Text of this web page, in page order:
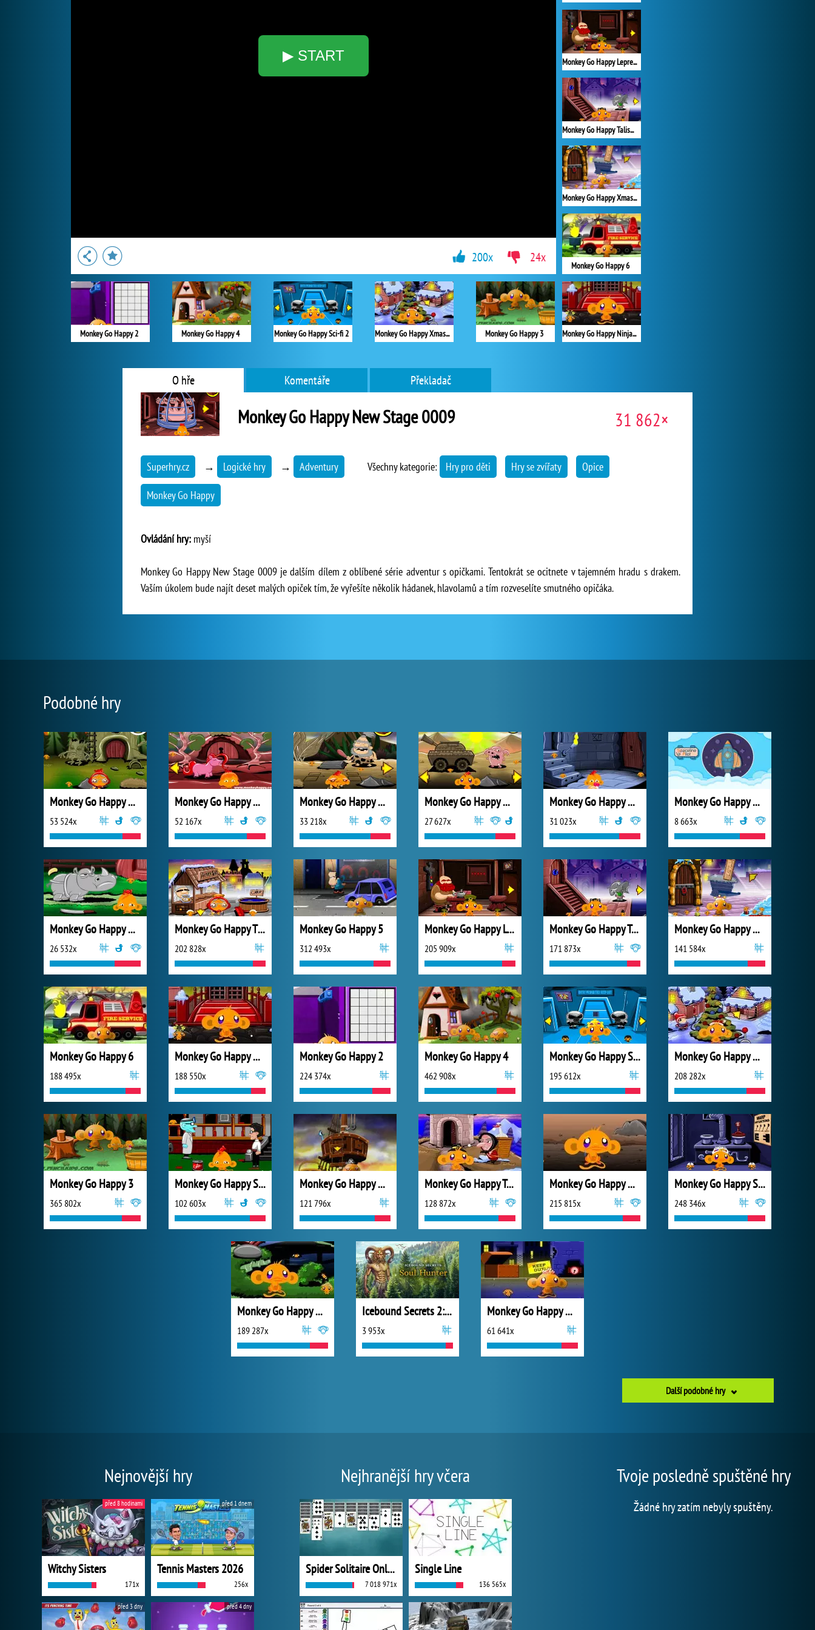
▶ START Monkey Go Happy Leprechauns
Monkey Go Happy Talisman
Monkey Go Happy Xmas Time
Monkey Go Happy 6
Monkey Go Happy Ninjas 3
Monkey Go Happy 2 Monkey Go Happy 4 Monkey Go Happy Sci-fi 2 Monkey Go Happy Xmas Tree Monkey Go Happy 3
200x 24x
O hře Komentáře Překladač
Monkey Go Happy New Stage 0009 31 862×
Superhry.cz → Logické hry → Adventury Všechny kategorie: Hry pro děti Hry se zvířaty Opice
Monkey Go Happy
Ovládání hry: myší
Monkey Go Happy New Stage 0009 je dalším dílem z oblíbené série adventur s opičkami. Tentokrát se ocitnete v tajemném hradu s drakem.
Vaším úkolem bude najít deset malých opiček tím, že vyřešíte několik hádanek, hlavolamů a tím rozveselíte smutného opičáka.
Podobné hry
Monkey Go Happy New Stage 0007
53 524x
Monkey Go Happy New Stage 0006
52 167x
Monkey Go Happy New Stage 0004
33 218x
Monkey Go Happy New Stage 0008
27 627x
Monkey Go Happy New Stage 0002
31 023x
Monkey Go Happy New Stage 0005
8 663x
Monkey Go Happy New Stage 0003
26 532x
Monkey Go Happy Thanksgiving
202 828x
Monkey Go Happy 5
312 493x
Monkey Go Happy Leprechauns
205 909x
Monkey Go Happy Talisman
171 873x
Monkey Go Happy Xmas Time
141 584x
Monkey Go Happy 6
188 495x
Monkey Go Happy Ninjas 3
188 550x
Monkey Go Happy 2
224 374x
Monkey Go Happy 4
462 908x
Monkey Go Happy Sci-fi 2
195 612x
Monkey Go Happy Xmas Tree
208 282x
Monkey Go Happy 3
365 802x
Monkey Go Happy Stage 461
102 603x
Monkey Go Happy Mini Monkeys 3
121 796x
Monkey Go Happy Turkeys
128 872x
Monkey Go Happy Western 2
215 815x
Monkey Go Happy Sci-fi
248 346x
Monkey Go Happy Ninjas
189 287x
Icebound Secrets 2: Soul Hunter
3 953x
Monkey Go Happy Mayhem
61 641x
Další podobné hry
Nejnovější hry
Witchy Sisters
171x
před 8 hodinami
Tennis Masters 2026
256x
před 1 dnem
před 3 dny před 4 dny
Nejhranější hry včera
Spider Solitaire Online
7 018 971x
Single Line
136 565x
Tvoje posledně spuštěné hry
Žádné hry zatím nebyly spuštěny.